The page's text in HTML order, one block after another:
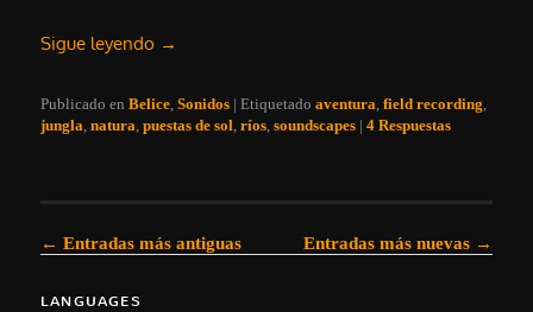
Sigue leyendo →
Publicado en Belice ,Sonidos |Etiquetado aventura ,field recording
jungla ,natura ,puestas de sol ,ríos ,soundscapes |4 Respuestas
Navegación de entradas
← Entradas más antiguas Entradas más nuevas →
LANGUAGES